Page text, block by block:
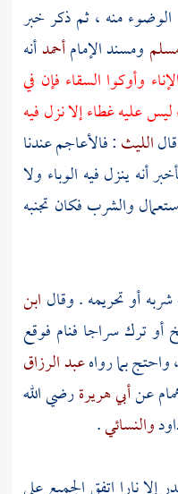
منه ، ثم ذكر خبر
ومسند الإمامأحمدأنه
وأوكوا السقاء فإن في
ليس عليه غطاء إلا نزل فيه
الليث:فالأعاجمعندنا
أنه ينزل فيه الوباء ولا
والشرب فكان تجنبه
أو تحريمه . وقال ابن
أو ترك سراجا فنام فوقع
بما رواهعبد الرزاق
عنأبي هريرةرضي الله
والنسائي.